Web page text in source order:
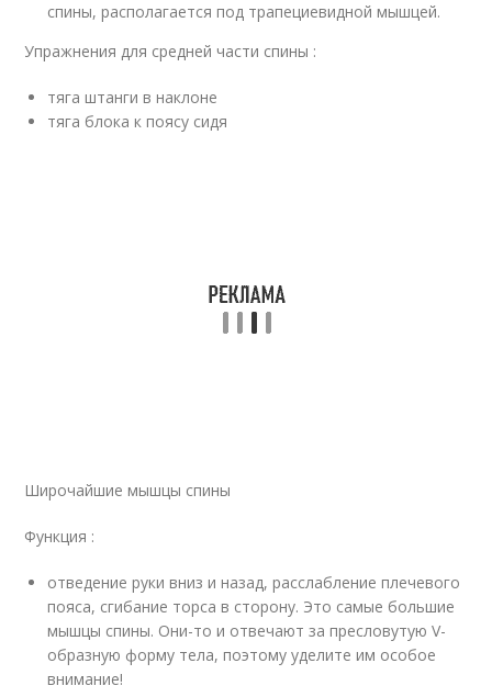
спины, располагается под трапециевидной мышцей.
Упражнения для средней части спины :
тяга штанги в наклоне
тяга блока к поясу сидя
Широчайшие мышцы спины
Функция :
отведение руки вниз и назад, расслабление плечевого
пояса, сгибание торса в сторону. Это самые большие
мышцы спины. Они-то и отвечают за пресловутую V-
образную форму тела, поэтому уделите им особое
внимание!